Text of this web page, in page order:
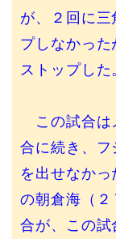
が、２回に三
プしなかっ
ストップした
この試合は
合に続き、フ
を出せなか
の朝倉海（２
合が、この試